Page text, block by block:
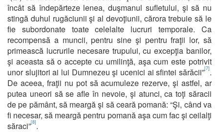
încât să îndepărteze lenea, duşmanul sufletului, şi să nu
stingă duhul rugăciunii şi al devoţiunii, cărora trebuie să le
fie subordonate toate celelalte lucruri temporale. Ca
recompensă a muncii, pentru sine şi pentru fraţii lor, să
primească lucrurile necesare trupului, cu excepţia banilor,
şi aceasta să o accepte cu umilinţă, aşa cum este potrivit
unor slujitori ai lui Dumnezeu şi ucenici ai sfintei sărăcii”[7].
De aceea, fraţii nu pot să acumuleze rezerve, şi astfel, ar
putea uneori să se afle în nevoie, şi atunci, ca toţi săracii
de pe pământ, să meargă şi să ceară pomană: “Şi, când va
fi necesar, să meargă pentru pomană aşa cum fac şi ceilalţi
săraci”[8].